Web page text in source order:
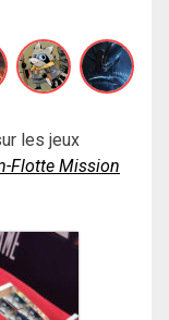
les jeux
Flotte Mission